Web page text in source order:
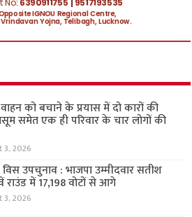
वाहन को बचाने के प्रयास में दो कारों की
समेत एक ही परिवार के चार लोगों की
2026
उपचुनाव : भाजपा उम्मीदवार सतीश
राउंड में 17,198 वोटों से आगे
2026